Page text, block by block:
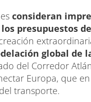
consideran
presupuestos
global de
del Corredor
Europa, que
transporte.